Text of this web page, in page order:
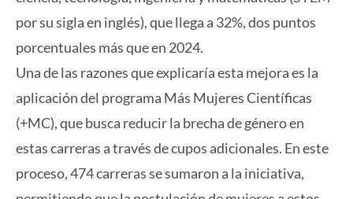
por su sigla en inglés), que llega a 32%, dos puntos
porcentuales más que en 2024.
Una de las razones que explicaría esta mejora es la
aplicación del programa Más Mujeres Científicas
(+MC), que busca reducir la brecha de género en
estas carreras a través de cupos adicionales. En este
proceso, 474 carreras se sumaron a la iniciativa,